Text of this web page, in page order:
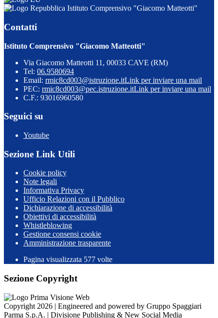
Istituto Comprensivo "Giacomo Matteotti"
Contatti
Istituto Comprensivo "Giacomo Matteotti"
Via Giacomo Matteotti 11, 00033 CAVE (RM)
Tel: 06.9580694
Email: rmic8cd003@istruzione.itLink per inviare una mail
PEC: rmic8cd003@pec.istruzione.itLink per inviare una mail
C.F.: 93016960580
Seguici su
Youtube
Sezione Link Utili
Cookie policy
Note legali
Informativa Privacy
Ufficio Relazioni con il Pubblico
Dichiarazione di accessibilità
Obiettivi di accessibilità
Whistleblowing
Gestione consensi cookie
Amministrazione trasparente
Pagina visualizzata 577 volte
Sezione Copyright
Copyright 2026 | Engineered and powered by Gruppo Spaggiari
Parma S.p.A. | Divisione Publishing & New Social Media